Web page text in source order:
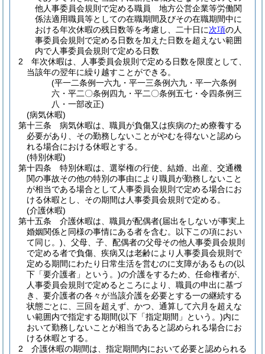
他人事委員会規則で定める職員 地方公営企業等労働関
係法適用職員等としての在職期間及びその在職期間中に
おける年次休暇の残日数等を考慮し、二十日に次項の人
事委員会規則で定める日数を加えた日数を超えない範囲
内で人事委員会規則で定める日数
2
年次休暇は、人事委員会規則で定める日数を限度として、
当該年の翌年に繰り越すことができる。
(平一二条例一六九・平一三条例六九・平一六条例
六・平二〇条例四九・平二〇条例五七・令四条例三
八・一部改正)
(病気休暇)
第十三条
病気休暇は、職員が負傷又は疾病のため療養する
必要があり、その勤務しないことがやむを得ないと認めら
れる場合における休暇とする。
(特別休暇)
第十四条
特別休暇は、選挙権の行使、結婚、出産、交通機
関の事故その他の特別の事由により職員が勤務しないこと
が相当である場合として人事委員会規則で定める場合にお
ける休暇とし、その期間は人事委員会規則で定める。
(介護休暇)
第十五条
介護休暇は、職員が配偶者(届出をしないが事実上
婚姻関係と同様の事情にある者を含む。以下この項におい
て同じ。) 、父母、子、配偶者の父母その他人事委員会規則
で定める者で負傷、疾病又は老齢により人事委員会規則で
定める期間にわたり日常生活を営むのに支障があるもの(以
下「要介護者」という。)の介護をするため、任命権者が、
人事委員会規則で定めるところにより、職員の申出に基づ
き、要介護者の各々が当該介護を必要とする一の継続する
状態ごとに、三回を超えず、かつ、通算して六月を超えな
い範囲内で指定する期間(以下「指定期間」という。)内に
おいて勤務しないことが相当であると認められる場合にお
ける休暇とする。
2
介護休暇の期間は、指定期間内において必要と認められる